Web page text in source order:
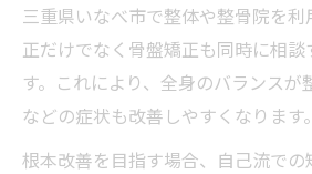
三重県いなべ市で整体や整骨院を
正だけでなく骨盤矯正も同時に相
す。これにより、全身のバランスが
などの症状も改善しやすくなります。
根本改善を目指す場合、自己流での